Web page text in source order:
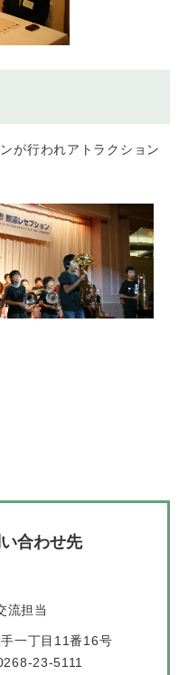
が行われアトラクション
合わせ先
流担当
一丁目11番16号
23-5111